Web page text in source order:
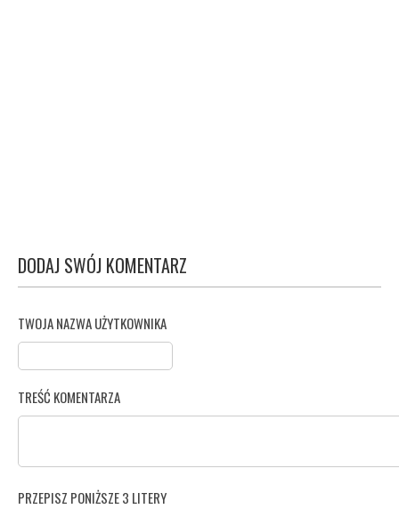
DODAJ SWÓJ KOMENTARZ
TWOJA NAZWA UŻYTKOWNIKA
TREŚĆ KOMENTARZA
PRZEPISZ PONIŻSZE 3 LITERY